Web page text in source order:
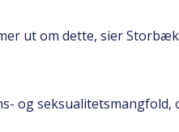
ut om dette, sier
og seksualitetsmangfold,